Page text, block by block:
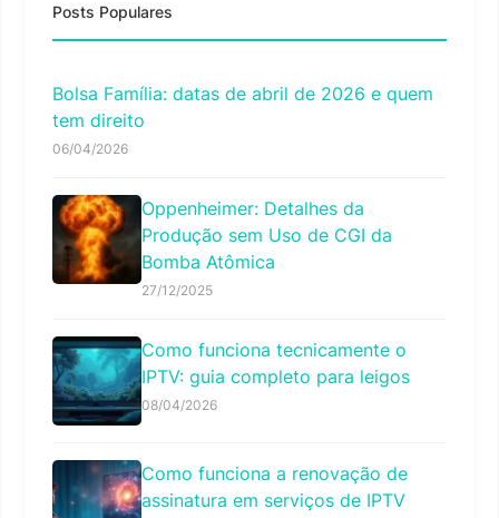
Posts Populares
Bolsa Família: datas de abril de 2026 e quem
tem direito
06/04/2026
Oppenheimer: Detalhes da
Produção sem Uso de CGI da
Bomba Atômica
27/12/2025
Como funciona tecnicamente o
IPTV: guia completo para leigos
08/04/2026
Como funciona a renovação de
assinatura em serviços de IPTV